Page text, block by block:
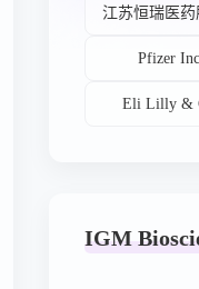
Pfizer Inc
Eli Lilly &